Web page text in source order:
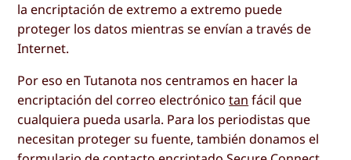
la encriptación de extremo a extremo puede
proteger los datos mientras se envían a través de
Internet.
Por eso en Tutanota nos centramos en hacer la
encriptación del correo electrónicotan fácil que
cualquiera pueda usarla. Para los periodistas que
necesitan proteger su fuente, también donamos el